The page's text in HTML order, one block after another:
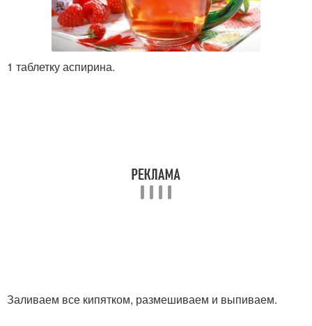
1 таблетку аспирина.
Заливаем все кипятком, размешиваем и выпиваем.